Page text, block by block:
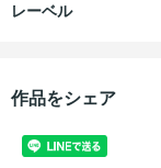
レーベル
作品をシェア